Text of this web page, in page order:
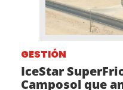
GESTIÓN
IceStar
Camposol que